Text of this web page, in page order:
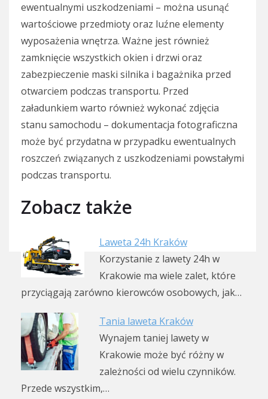
ewentualnymi uszkodzeniami – można usunąć
wartościowe przedmioty oraz luźne elementy
wyposażenia wnętrza. Ważne jest również
zamknięcie wszystkich okien i drzwi oraz
zabezpieczenie maski silnika i bagażnika przed
otwarciem podczas transportu. Przed
załadunkiem warto również wykonać zdjęcia
stanu samochodu – dokumentacja fotograficzna
może być przydatna w przypadku ewentualnych
roszczeń związanych z uszkodzeniami powstałymi
podczas transportu.
Zobacz także
Laweta 24h Kraków
Korzystanie z lawety 24h w
Krakowie ma wiele zalet, które
przyciągają zarówno kierowców osobowych, jak…
Tania laweta Kraków
Wynajem taniej lawety w
Krakowie może być różny w
zależności od wielu czynników.
Przede wszystkim,…